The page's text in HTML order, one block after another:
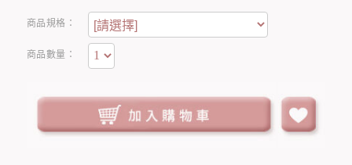
商品規格：
商品數量：